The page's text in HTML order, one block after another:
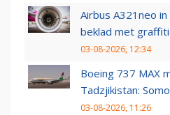
Airbus A321neo
beklad met graffiti
03-08-2026, 12:34
Boeing 737 MAX
Tadzjikistan:
03-08-2026, 11:26